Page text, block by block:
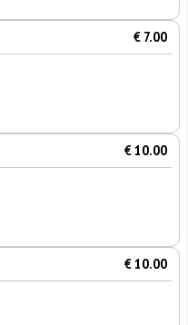
€ 7.00
€ 10.00
€ 10.00